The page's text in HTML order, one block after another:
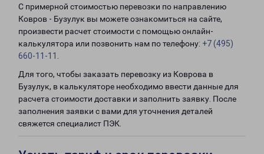
С примерной стоимостью перевозки по направлению
Ковров - Бузулук вы можете ознакомиться на сайте,
произвести расчет стоимости с помощью онлайн-
калькулятора или позвонить нам по телефону: +7 (495)
660-11-11
Для того, чтобы заказать перевозку из Коврова в
Бузулук, в калькуляторе необходимо ввести данные для
расчета стоимости доставки и заполнить заявку. После
заполнения заявки с вами для уточнения деталей
свяжется специалист ПЭК.